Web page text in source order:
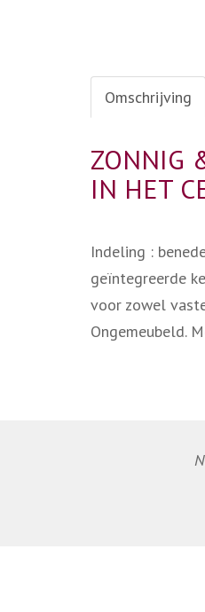
Omschrijving
ZONNIG
IN HET
Indeling :
geïntegreerde
voor zowel
Ongemeubeld.